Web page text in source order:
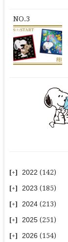
2022 (142)
2023 (185)
2024 (213)
2025 (251)
2026 (154)